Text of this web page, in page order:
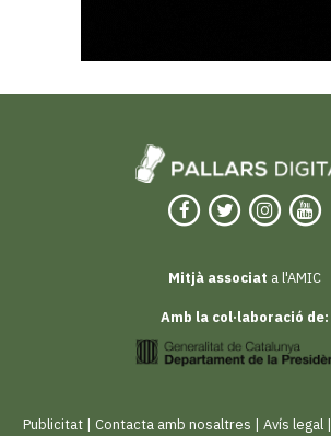
Mitjà associat a l'AMIC
Amb la col·laboració de:
Publicitat| Contacta amb nosaltres | Avís legal|